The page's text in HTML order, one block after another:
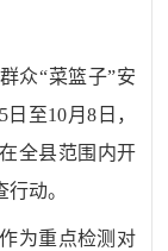
众“菜篮子”安
至10月8日，
全县范围内开
动。
为重点检测对